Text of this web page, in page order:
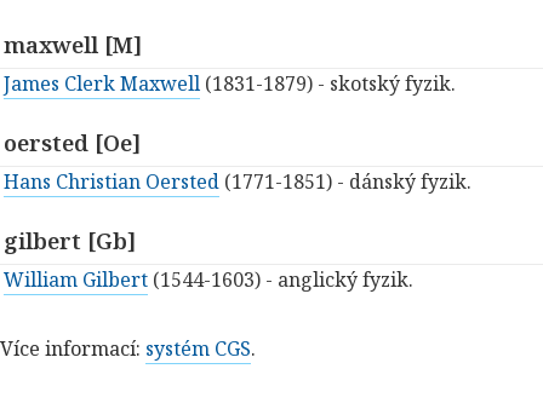
maxwell [M]
James Clerk Maxwell (1831-1879) - skotský fyzik.
oersted [Oe]
Hans Christian Oersted (1771-1851) - dánský fyzik.
gilbert [Gb]
William Gilbert (1544-1603) - anglický fyzik.
Více informací: systém CGS.